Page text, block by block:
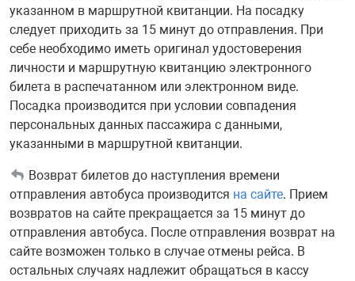
указанном в маршрутной квитанции. На посадку
следует приходить за 15 минут до отправления. При
себе необходимо иметь оригинал удостоверения
личности и маршрутную квитанцию электронного
билета в распечатанном или электронном виде.
Посадка производится при условии совпадения
персональных данных пассажира с данными,
указанными в маршрутной квитанции.
Возврат билетов до наступления времени
отправления автобуса производится на сайте. Прием
возвратов на сайте прекращается за 15 минут до
отправления автобуса. После отправления возврат на
сайте возможен только в случае отмены рейса. В
остальных случаях надлежит обращаться в кассу